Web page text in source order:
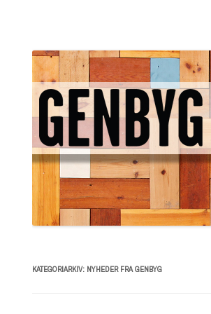
KATEGORIARKIV: NYHEDER FRA GENBYG